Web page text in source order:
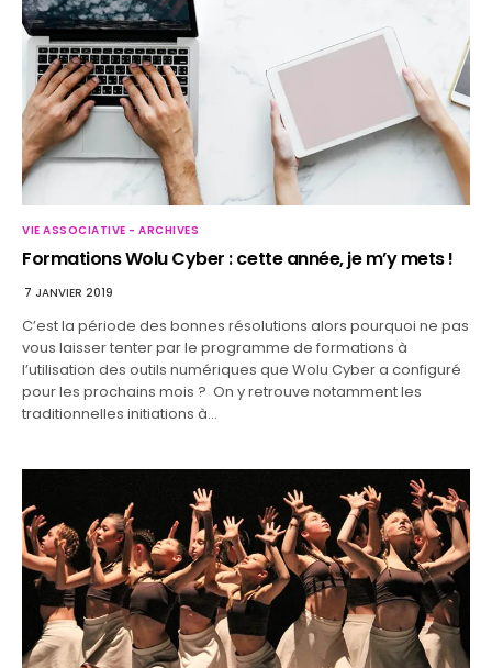
VIE ASSOCIATIVE - ARCHIVES
Formations Wolu Cyber : cette année, je m’y mets !
7 JANVIER 2019
C’est la période des bonnes résolutions alors pourquoi ne pas
vous laisser tenter par le programme de formations à
l’utilisation des outils numériques que Wolu Cyber a configuré
pour les prochains mois ? On y retrouve notamment les
traditionnelles initiations à…